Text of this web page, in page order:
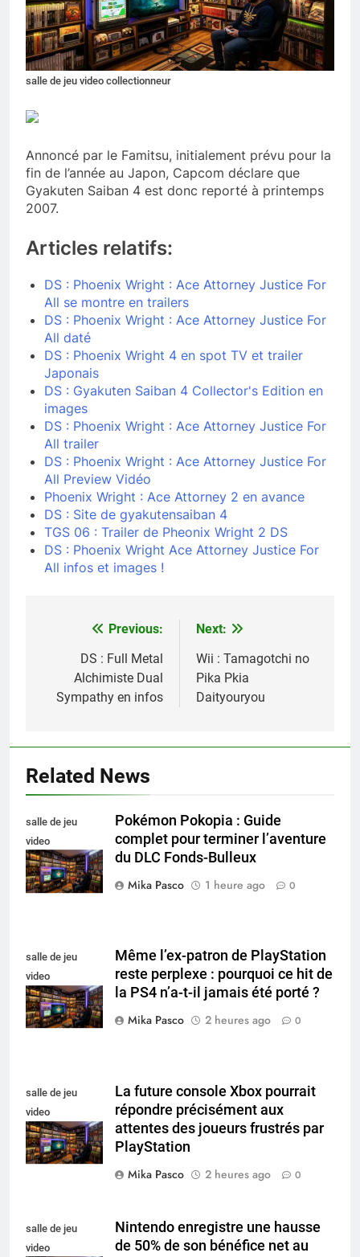
salle de jeu video collectionneur
Annoncé par le Famitsu, initialement prévu pour la
fin de l’année au Japon, Capcom déclare que
Gyakuten Saiban 4 est donc reporté à printemps
2007.
Articles relatifs:
DS : Phoenix Wright : Ace Attorney Justice For
All se montre en trailers
DS : Phoenix Wright : Ace Attorney Justice For
All daté
DS : Phoenix Wright 4 en spot TV et trailer
Japonais
DS : Gyakuten Saiban 4 Collector's Edition en
images
DS : Phoenix Wright : Ace Attorney Justice For
All trailer
DS : Phoenix Wright : Ace Attorney Justice For
All Preview Vidéo
Phoenix Wright : Ace Attorney 2 en avance
DS : Site de gyakutensaiban 4
TGS 06 : Trailer de Pheonix Wright 2 DS
DS : Phoenix Wright Ace Attorney Justice For
All infos et images !
Navigation
l’article
Previous:
DS : Full Metal
Alchimiste Dual
Sympathy en infos
Next:
Wii : Tamagotchi no
Pika Pkia
Daityouryou
Related News
salle de jeu
video
collectionneur
Pokémon Pokopia : Guide
complet pour terminer l’aventure
du DLC Fonds-Bulleux
Mika Pasco
1 heure ago 0
salle de jeu
video
collectionneur
Même l’ex-patron de PlayStation
reste perplexe : pourquoi ce hit de
la PS4 n’a-t-il jamais été porté ?
Mika Pasco
2 heures ago 0
salle de jeu
video
collectionneur
La future console Xbox pourrait
répondre précisément aux
attentes des joueurs frustrés par
PlayStation
Mika Pasco
2 heures ago 0
salle de jeu
video
Nintendo enregistre une hausse
de 50% de son bénéfice net au